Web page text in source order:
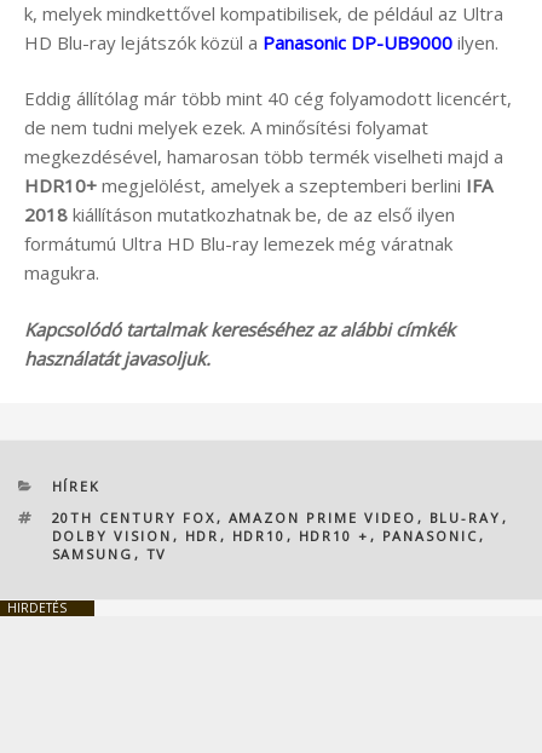
k, melyek mindkettővel kompatibilisek, de például az Ultra
HD Blu-ray lejátszók közül a Panasonic DP-UB9000 ilyen.
Eddig állítólag már több mint 40 cég folyamodott licencért,
de nem tudni melyek ezek. A minősítési folyamat
megkezdésével, hamarosan több termék viselheti majd a
HDR10+ megjelölést, amelyek a szeptemberi berlini IFA
2018 kiállításon mutatkozhatnak be, de az első ilyen
formátumú Ultra HD Blu-ray lemezek még váratnak
magukra.
Kapcsolódó tartalmak kereséséhez az alábbi címkék
használatát javasoljuk.
KATEGÓRIÁK
HÍREK
CÍMKÉK
20TH CENTURY FOX, AMAZON PRIME VIDEO , BLU-RAY ,
DOLBY VISION , HDR , HDR10 , HDR10 + , PANASONIC,
SAMSUNG , TV
HIRDETÉS